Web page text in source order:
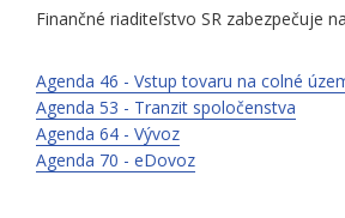
Finančné riaditeľstvo SR zabezpečuje
Agenda 46 - Vstup tovaru na colné
Agenda 53 - Tranzit spoločenstva
Agenda 64 - Vývoz
Agenda 70 - eDovoz